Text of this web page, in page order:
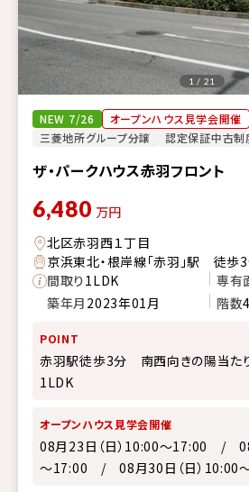
NEW 7/26
オープンハウス見学会開催
三菱地所グループ分譲
認定保証中古制
ザ・パークハウス赤羽フロント
1 / 21
6,480 万円
北区赤羽西１丁目
京浜東北・根岸線「赤羽」駅 徒歩
間取り1LDK 専有
築年月 2023年01月 階数
POINT
赤羽駅徒歩3分 南西向きの陽当た
1LDK
オープンハウス見学会開催
08月23日（日）10:00～17:00 / 08
～17:00 / 08月30日（日）10:00